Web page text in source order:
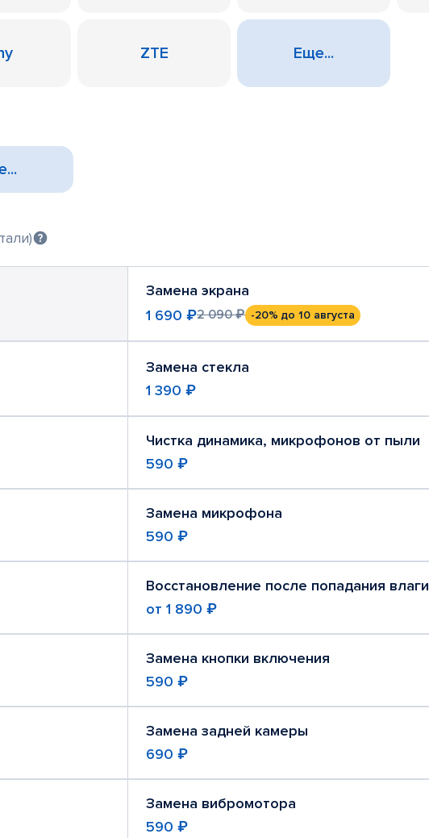
ZTE Еще...
Замена экрана
1 690 ₽2 090 ₽ -20% до 10 августа
Замена стекла
1 390 ₽
Чистка динамика, микрофонов от пыли
590 ₽
Замена микрофона
590 ₽
Восстановление после попадания влаги
от 1 890 ₽
Замена кнопки включения
590 ₽
Замена задней камеры
690 ₽
Замена вибромотора
590 ₽